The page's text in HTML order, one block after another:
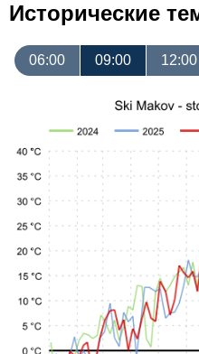
Исторические
06:00 09:00 12:00